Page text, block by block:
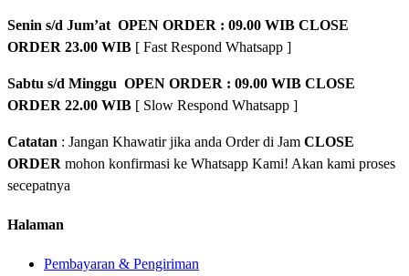
Senin s/d Jum’at OPEN ORDER : 09.00 WIB CLOSE
ORDER 23.00 WIB [ Fast Respond Whatsapp ]
Sabtu s/d Minggu OPEN ORDER : 09.00 WIB CLOSE
ORDER 22.00 WIB [ Slow Respond Whatsapp ]
Catatan : Jangan Khawatir jika anda Order di Jam CLOSE
ORDER mohon konfirmasi ke Whatsapp Kami! Akan kami proses
secepatnya
Halaman
Pembayaran & Pengiriman